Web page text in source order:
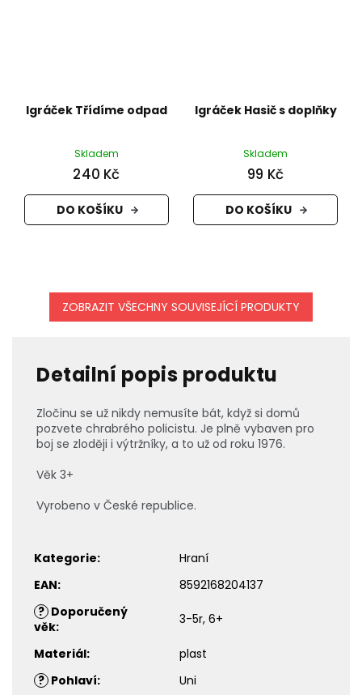
Igráček Třídíme odpad
Skladem
240 Kč
DO KOŠÍKU
Igráček Hasič s doplňky
Skladem
99 Kč
DO KOŠÍKU
ZOBRAZIT VŠECHNY SOUVISEJÍCÍ PRODUKTY
Detailní popis produktu
Zločinu se už nikdy nemusíte bát, když si domů
pozvete chrabrého policistu. Je plně vybaven pro
boj se zloději i výtržníky, a to už od roku 1976.
Věk 3+
Vyrobeno v České republice.
Kategorie:
Hraní
EAN:
8592168204137
? Doporučený
věk: 3-5r, 6+
Materiál:
plast
? Pohlaví: Uni